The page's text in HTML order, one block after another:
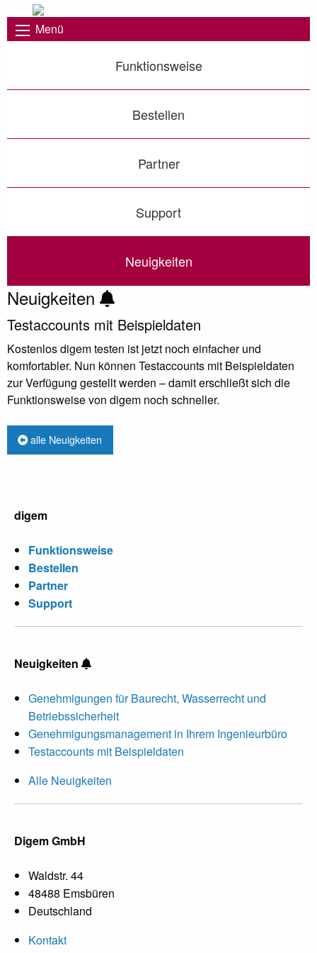
Menü
Funktionsweise
Bestellen
Partner
Support
Neuigkeiten
Neuigkeiten
Testaccounts mit Beispieldaten
Kostenlos digem testen ist jetzt noch einfacher und
komfortabler. Nun können Testaccounts mit Beispieldaten
zur Verfügung gestellt werden – damit erschließt sich die
Funktionsweise von digem noch schneller.
alle Neuigkeiten
digem
Funktionsweise
Bestellen
Partner
Support
Neuigkeiten
Genehmigungen für Baurecht, Wasserrecht und
Betriebssicherheit
Genehmigungsmanagement in Ihrem Ingenieurbüro
Testaccounts mit Beispieldaten
Alle Neuigkeiten
Digem GmbH
Waldstr. 44
48488 Emsbüren
Deutschland
Kontakt